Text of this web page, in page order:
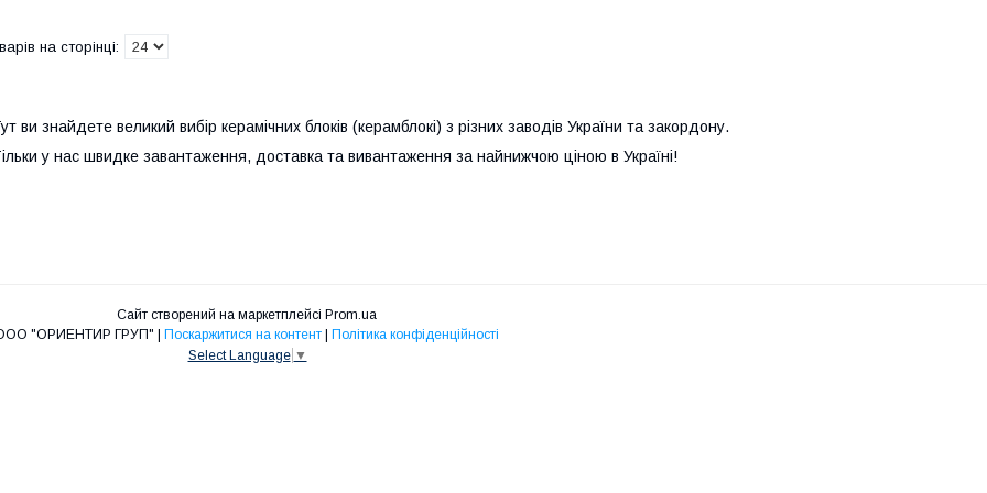
ви знайдете великий вибір керамічних блоків (керамблокі) з різних заводів України та закордону.
у нас швидке завантаження, доставка та вивантаження за найнижчою ціною в Україні!
Сайт створений на маркетплейсі Prom.ua
Поскаржитися на контент
Політика конфіденційності
Select Language ▼